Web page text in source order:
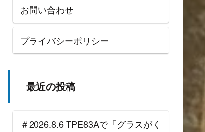
お問い合わせ
プライバシーポリシー
最近の投稿
＃2026.8.6 TPE83Aで「グラスがく